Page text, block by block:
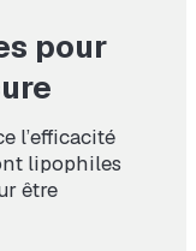
pour
l’efficacité
lipophiles
être